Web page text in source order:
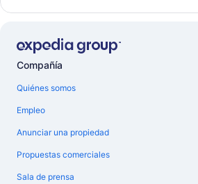
Compañía
Quiénes somos
Empleo
Anunciar una propiedad
Propuestas comerciales
Sala de prensa